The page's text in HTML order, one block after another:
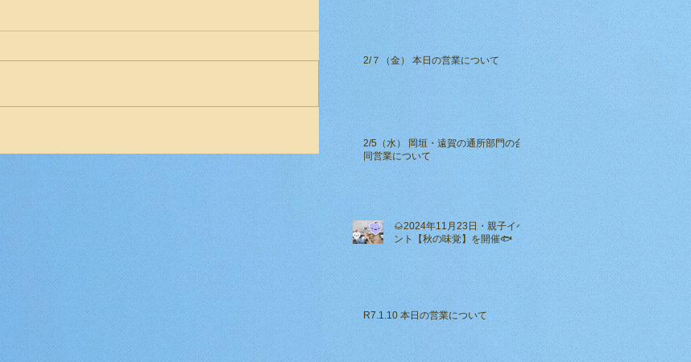
2/７（金） 本日の営業について
2/5（水） 岡垣・遠賀の通所部門の合
同営業について
🌰2024年11月23日・親子イベ
ント【秋の味覚】を開催🐟
R7.1.10 本日の営業について